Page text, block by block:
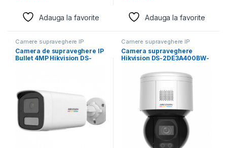
Adauga la favorite Adauga la favorite
Camere supraveghere IP
Camera de supraveghere IP
Bullet 4MP Hikvision DS-
Camere supraveghere IP
Camera supraveghere
Hikvision DS-2DE3A400BW-
2560 × 1440@